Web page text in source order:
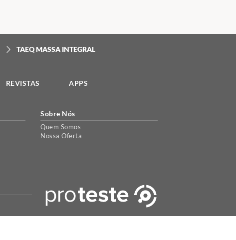
TAEQ MASSA INTEGRAL
REVISTAS APPS
Sobre Nós
Quem Somos
Nossa Oferta